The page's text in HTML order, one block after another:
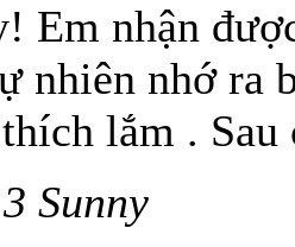
Em nhận
nhiên nhớ ra
lắm .
Sunny